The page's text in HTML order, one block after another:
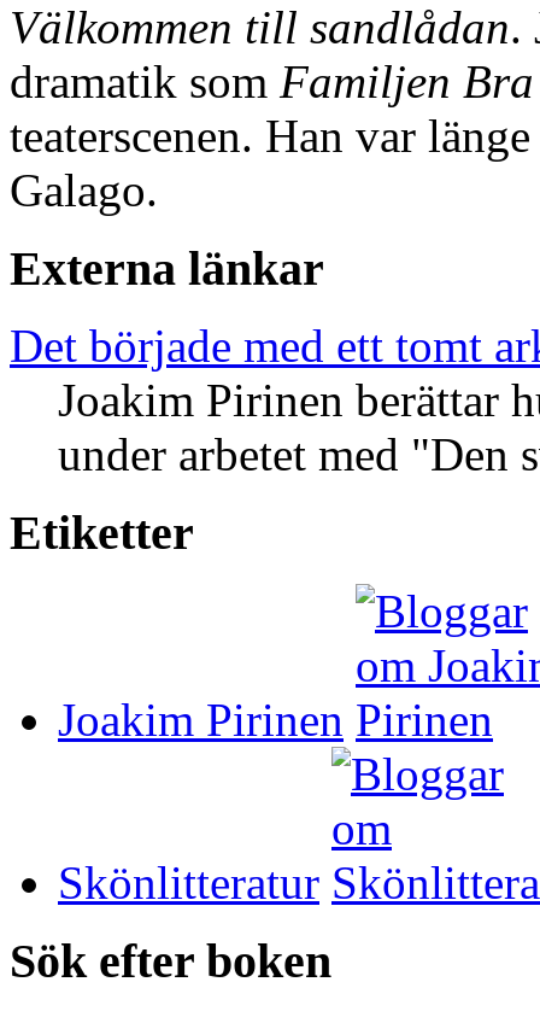
Välkommen till sandlådan.
dramatik som Familjen Bra
teaterscenen. Han var
Galago.
Externa länkar
Det började med ett tomt
Joakim Pirinen berättar
under arbetet med "Den
Etiketter
Joakim Pirinen
Skönlitteratur
Sök efter boken